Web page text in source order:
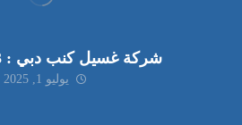
شركة غسيل كنب دبي : 0551030483
يوليو 1, 2025